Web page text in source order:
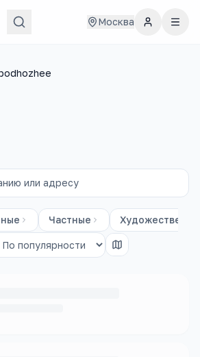
Москва
Частные